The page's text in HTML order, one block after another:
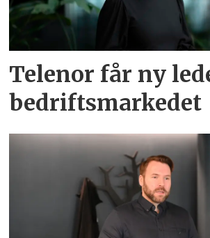
Telenor får ny
bedriftsmarkedet